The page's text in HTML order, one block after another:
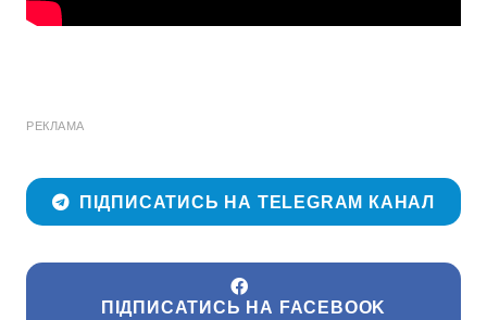
РЕКЛАМА
ПІДПИСАТИСЬ НА TELEGRAM КАНАЛ
ПІДПИСАТИСЬ НА FACEBOOK